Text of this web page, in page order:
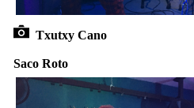
Txutxy Cano
Saco Roto